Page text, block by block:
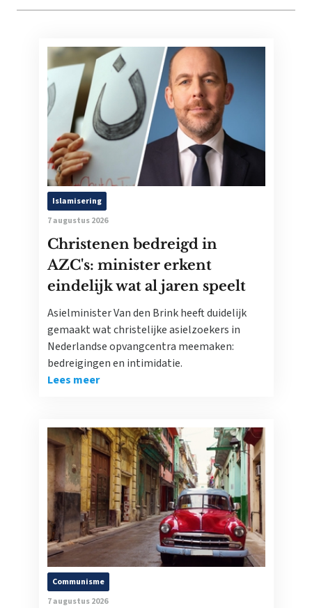
Islamisering
7 augustus 2026
Christenen bedreigd in
AZC's: minister erkent
eindelijk wat al jaren speelt
Asielminister Van den Brink heeft duidelijk
gemaakt wat christelijke asielzoekers in
Nederlandse opvangcentra meemaken:
bedreigingen en intimidatie.
Lees meer
Communisme
7 augustus 2026